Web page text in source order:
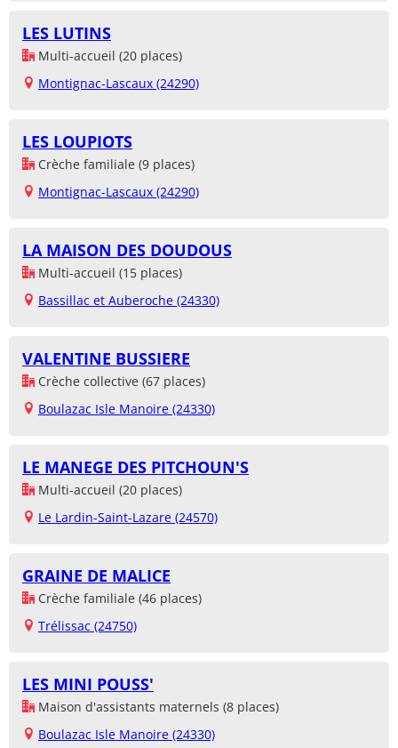
LES LUTINS
Multi-accueil (20 places)
Montignac-Lascaux (24290)
LES LOUPIOTS
Crèche familiale (9 places)
Montignac-Lascaux (24290)
LA MAISON DES DOUDOUS
Multi-accueil (15 places)
Bassillac et Auberoche (24330)
VALENTINE BUSSIERE
Crèche collective (67 places)
Boulazac Isle Manoire (24330)
LE MANEGE DES PITCHOUN'S
Multi-accueil (20 places)
Le Lardin-Saint-Lazare (24570)
GRAINE DE MALICE
Crèche familiale (46 places)
Trélissac (24750)
LES MINI POUSS'
Maison d'assistants maternels (8 places)
Boulazac Isle Manoire (24330)